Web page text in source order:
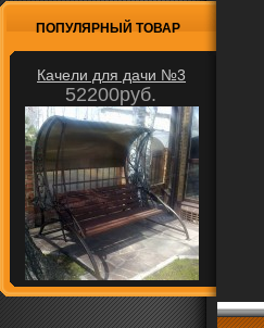
ПОПУЛЯРНЫЙ ТОВАР
Качели для дачи №3
52200руб.